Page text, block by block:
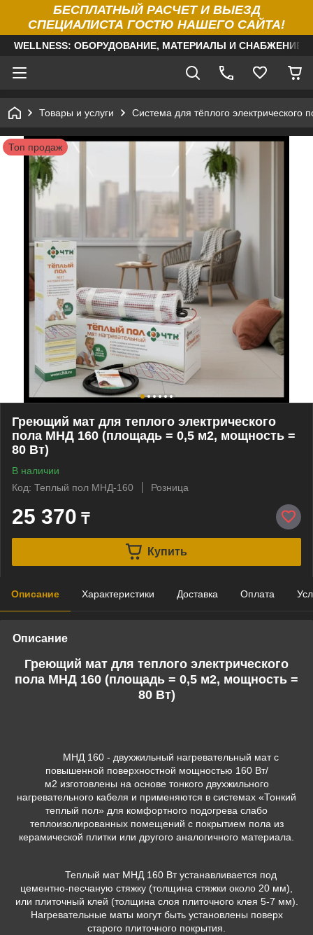
БЕСПЛАТНЫЙ РАСЧЕТ И ВЫЕЗД
СПЕЦИАЛИСТА ГОСТЮ НАШЕГО САЙТА!
WELLNESS: ОБОРУДОВАНИЕ, МАТЕРИАЛЫ И
Товары и услуги Система для тёплого электрического
Топ продаж
Греющий мат для теплого электрического
пола МНД 160 (площадь = 0,5 м2, мощность =
80 Вт)
В наличии
Код: Теплый пол МНД-160
Розница
25 370 ₸
Купить
Описание Характеристики Доставка Оплата
Описание
Греющий мат для теплого электрического
пола МНД 160 (площадь = 0,5 м2, мощность =
80 Вт)
МНД 160 - двухжильный нагревательный мат с
повышенной поверхностной мощностью 160 Вт/
м2 изготовлены на основе тонкого двухжильного
нагревательного кабеля и применяются в системах «Тонкий
теплый пол» для комфортного подогрева слабо
теплоизолированных помещений с покрытием пола из
керамической плитки или другого аналогичного материала.
Теплый мат МНД 160 Вт устанавливается под
цементно-песчаную стяжку (толщина стяжки около 20 мм),
или плиточный клей (толщина слоя плиточного клея 5-7 мм).
Нагревательные маты могут быть установлены поверх
старого плиточного покрытия.